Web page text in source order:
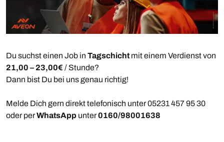
Du suchst einen Job in Tagschicht mit einem Verdienst von
21,00 – 23,00€ / Stunde?
Dann bist Du bei uns genau richtig!
Melde Dich gern direkt telefonisch unter 05231 457 95 30
oder perWhatsApp unter0160/98001638